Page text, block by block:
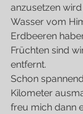
anzusetzen
Wasser vom
Erdbeeren
Früchten sind
entfernt.
Schon
Kilometer
freu mich dann